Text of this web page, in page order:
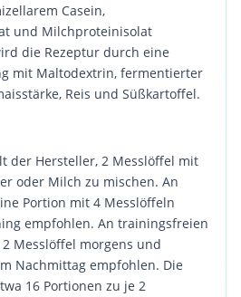
Casein,
und Milchproteinisolat
die Rezeptur durch eine
mit Maltodextrin, fermentierter
Reis und Süßkartoffel.
der Hersteller, 2 Messlöffel mit
oder Milch zu mischen. An
Portion mit 4 Messlöffeln
empfohlen. An trainingsfreien
Messlöffel morgens und
Nachmittag empfohlen. Die
16 Portionen zu je 2